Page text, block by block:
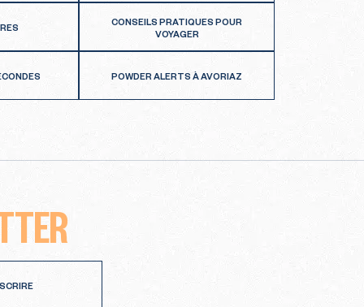
CONSEILS PRATIQUES POUR
VOYAGER
POWDER ALERTS À AVORIAZ